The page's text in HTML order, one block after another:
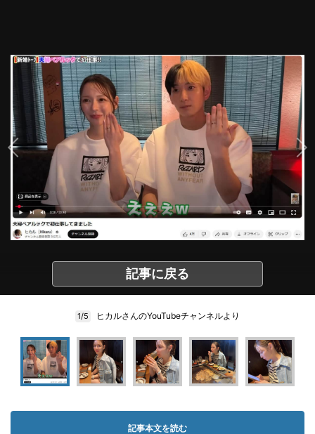
記事に戻る
1/5 ヒカルさんのYouTubeチャンネルより
記事本文を読む